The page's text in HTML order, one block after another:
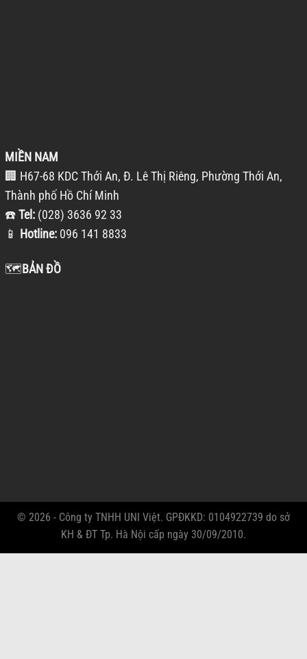
MIỀN NAM
🏢 H67-68 KDC Thới An, Đ. Lê Thị Riêng, Phường Thới An,
Thành phố Hồ Chí Minh
☎️Tel: (028) 3636 92 33
📱 Hotline: 096 141 8833
🗺️BẢN ĐỒ
© 2026 - Công ty TNHH UNI Việt. GPĐKKD: 0104922739 do sở
KH & ĐT Tp. Hà Nội cấp ngày 30/09/2010.